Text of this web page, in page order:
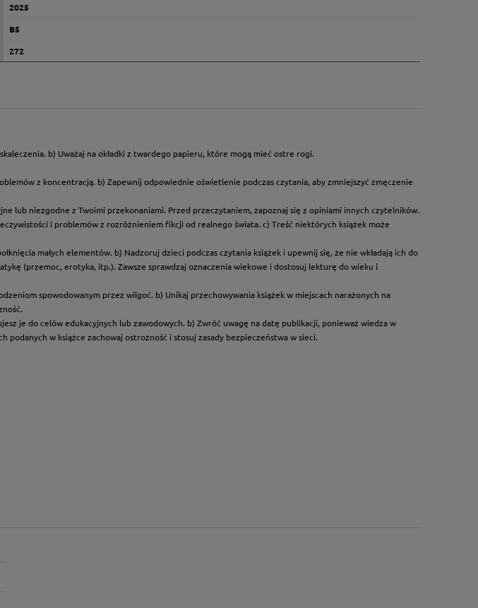
2025
B5
272
b) Uważaj na okładki z twardego papieru, które mogą mieć ostre rogi.
z koncentracją. b) Zapewnij odpowiednie oświetlenie podczas czytania, aby zmniejszyć zmęczenie
lub niezgodne z Twoimi przekonaniami. Przed przeczytaniem, zapoznaj się z opiniami innych czytelników.
i problemów z rozróżnieniem fikcji od realnego świata. c) Treść niektórych książek może
małych elementów. b) Nadzoruj dzieci podczas czytania książek i upewnij się, że nie wkładają ich do
(przemoc, erotyka, itp.). Zawsze sprawdzaj oznaczenia wiekowe i dostosuj lekturę do wieku i
spowodowanym przez wilgoć. b) Unikaj przechowywania książek w miejscach narażonych na
je do celów edukacyjnych lub zawodowych. b) Zwróć uwagę na datę publikacji, ponieważ wiedza w
w książce zachowaj ostrożność i stosuj zasady bezpieczeństwa w sieci.